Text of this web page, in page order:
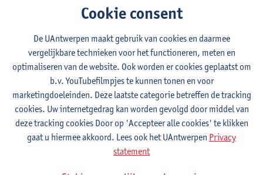
Tanja Mortelmans Alex Haider
Raum
1E/2E SEM
6 studiepunten
Lesgever(s):
Carola Strobl Alex Haider
Engels: verplichte opleidingsonderdelen
Advanced English Grammar for English Language
Professionals
1E/2E SEM
Lesgever(s):
Jim Ureel
Cookie consent
De UAntwerpen maakt gebruik van cookies en daarmee
vergelijkbare technieken voor het functioneren, meten en
optimaliseren van de website. Ook worden er cookies geplaatst om
b.v. YouTubefilmpjes te kunnen tonen en voor
marketingdoeleinden. Deze laatste categorie betreffen de tracking
cookies. Uw internetgedrag kan worden gevolgd door middel van
deze tracking cookies Door op 'Accepteer alle cookies' te klikken
gaat u hiermee akkoord. Lees ook het UAntwerpen Privacy
statement